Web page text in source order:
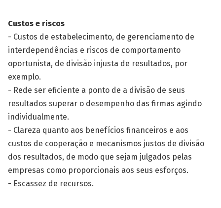
Custos e riscos
- Custos de estabelecimento, de gerenciamento de
interdependências e riscos de comportamento
oportunista, de divisão injusta de resultados, por
exemplo.
- Rede ser eficiente a ponto de a divisão de seus
resultados superar o desempenho das firmas agindo
individualmente.
- Clareza quanto aos benefícios financeiros e aos
custos de cooperação e mecanismos justos de divisão
dos resultados, de modo que sejam julgados pelas
empresas como proporcionais aos seus esforços.
- Escassez de recursos.